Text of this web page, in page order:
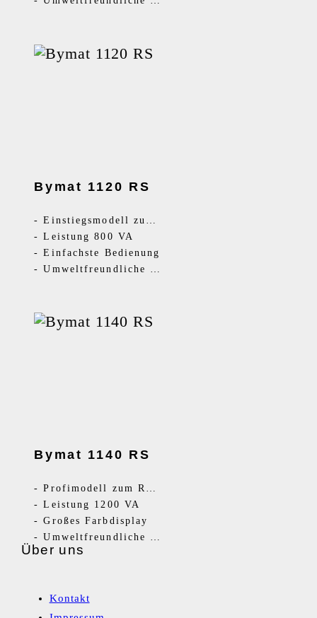
Bymat 1120 RS
-Einstiegsmodell zum Reinigen
-Leistung 800 VA
-Einfachste Bedienung
-Umweltfreundliche Elektrolyte
Bymat 1140 RS
-Profimodell zum Reinigen, Polieren und Signieren
-Leistung 1200 VA
-Großes Farbdisplay
-Umweltfreundliche Elektrolyte
Über uns
Kontakt